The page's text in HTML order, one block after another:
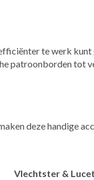
te werk kunt
patroonborden tot
deze handige
Vlechtster &